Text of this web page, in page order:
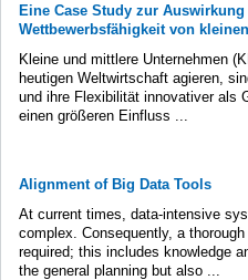
Eine Case Study zur
Wettbewerbsfähigkeit von
Kleine und mittlere Unternehmen
heutigen Weltwirtschaft agieren,
und ihre Flexibilität innovativer als
einen größeren Einfluss ...
Alignment of Big Data Tools
At current times, data-intensive
complex. Consequently, a
required; this includes knowledge
the general planning but also ...